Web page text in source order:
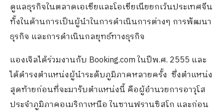
ดูแลธุรกิจในตลาดเอเชียและโอเชียเนียยกเว้นประเทศจีน
ทั้งในด้านการเป็นผู้นำในการดำเนินการต่างๆ การพัฒนา
ธุรกิจ และการดำเนินกลยุทธ์ทางธุรกิจ
แองเจิลได้ร่วมงานกับ Booking.com ในปีพ.ศ. 2555 และ
ได้ดำรงตำแหน่งผู้นำระดับภูมิภาคหลายครั้ง ซึ่งตำแหน่ง
สุดท้ายก่อนที่จะมารับตำแหน่งนี้ คือผู้อำนวยการอาวุโส
ประจำภูมิภาคอเมริกาเหนือ ในซานฟรานซิสโก และก่อน